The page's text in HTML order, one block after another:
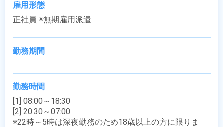
雇用形態
正社員 ※無期雇用派遣
勤務期間
勤務時間
[1] 08:00～18:30
[2] 20:30～07:00
※22時～5時は深夜勤務のため18歳以上の方に限りま